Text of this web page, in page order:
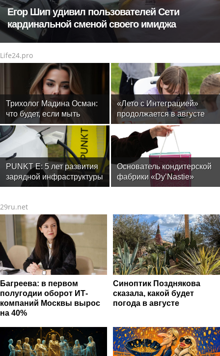
Егор Шип удивил пользователей Сети
кардинальной сменой своего имиджа
Life24.pro
Трихолог Мадина Осман:
что будет, если мыть
голову ежедневно
«Лето с Интеграцией»
продолжается в августе
— заключительный месяц
программы
PUNKT E: 5 лет развития
зарядной инфраструктуры
Основатель кондитерской
фабрики «Dy’Nastie»
Георгий Хачинян: как
работают, а какие -
маркетинг
29ru.net
Багреева: в первом
полугодии оборот ИТ-
компаний Москвы вырос
на 40%
Синоптик Позднякова
сказала, какой будет
погода в августе